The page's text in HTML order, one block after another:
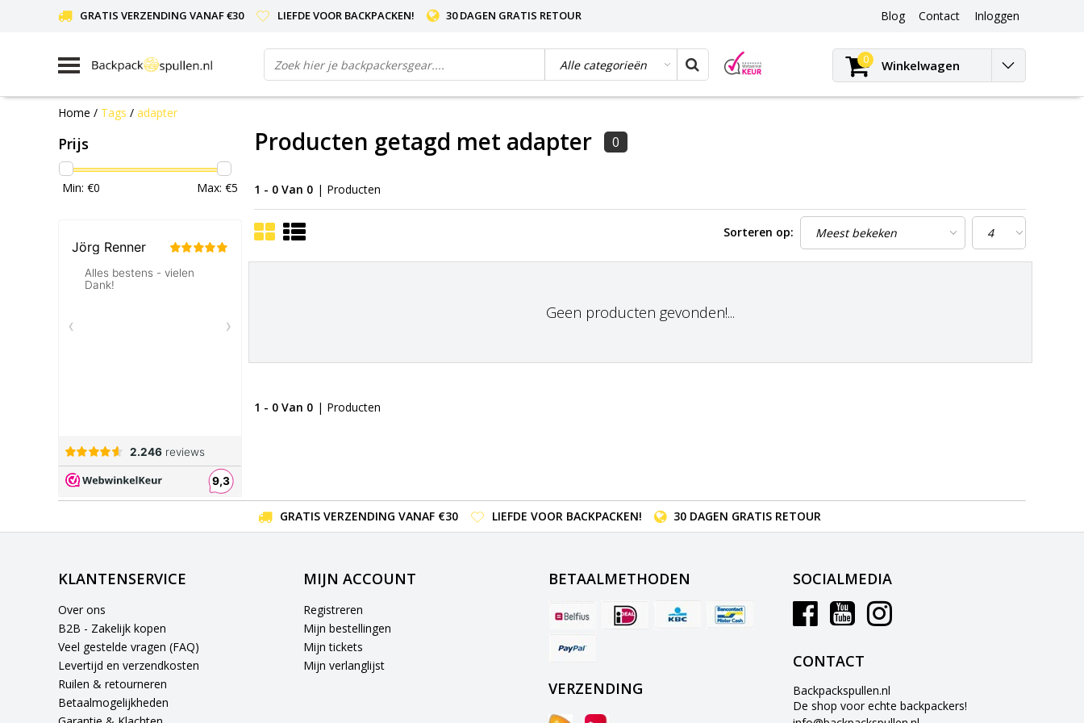
GRATIS VERZENDING VANAF €30 LIEFDE VOOR BACKPACKEN! 30 DAGEN GRATIS RETOUR Blog
Blog
Contact Inloggen
0 Winkelwagen
Home / Tags / adapter
Prijs
Min: €0 Max: €5
Producten getagd met adapter 0
1 - 0 Van 0 | Producten
Sorteren op:
Geen producten gevonden!...
1 - 0 Van 0 | Producten
GRATIS VERZENDING VANAF €30 LIEFDE VOOR BACKPACKEN! 30 DAGEN GRATIS RETOUR
KLANTENSERVICE
Over ons
B2B - Zakelijk kopen
Veel gestelde vragen (FAQ)
Levertijd en verzendkosten
Ruilen & retourneren
Betaalmogelijkheden
MIJN ACCOUNT
Registreren
Mijn bestellingen
Mijn tickets
Mijn verlanglijst
BETAALMETHODEN
VERZENDING
SOCIALMEDIA
CONTACT
Backpackspullen.nl
De shop voor echte backpackers!